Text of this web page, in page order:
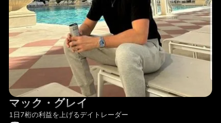
マック・グレイ
1日7桁の利益を上げるデイトレーダー